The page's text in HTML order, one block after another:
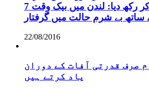
کو بھی شرما کر رکھ دیا: لندن میں بیک وقت 7
ساتھ بے شرم حالت میں گرفتار
22/08/2016
صرف قدرتی آفات کے دوران
یاد کرتے ہیں